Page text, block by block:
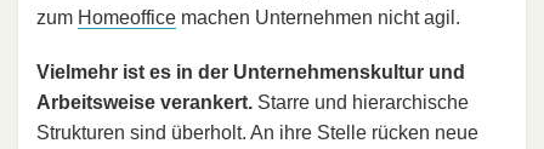
zum Homeoffice machen Unternehmen nicht agil.
Vielmehr ist es in der Unternehmenskultur und
Arbeitsweise verankert. Starre und hierarchische
Strukturen sind überholt. An ihre Stelle rücken neue